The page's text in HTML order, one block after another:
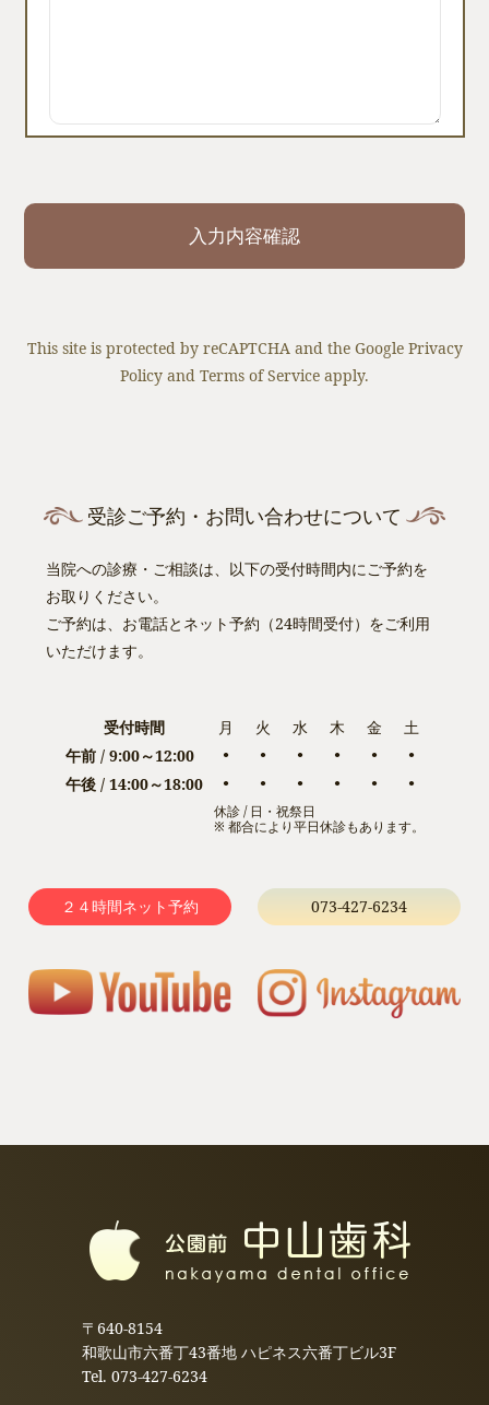
This site is protected by reCAPTCHA and the Google Privacy
Policy and Terms of Service apply.
受診ご予約・お問い合わせについて
当院への診療・ご相談は、以下の受付時間内にご予約を
お取りください。
ご予約は、お電話とネット予約（24時間受付）をご利用
いただけます。
受付時間 月 火 水 木 金
土
午前 / 9:00～12:00
● ● ● ● ● ●
午後 / 14:00～18:00 ● ● ● ● ● ●
休診 / 日・祝祭日
※ 都合により平日休診もあります。
２４時間ネット予約 073-427-6234
〒640-8154
和歌山市六番丁43番地 ハピネス六番丁ビル3F
Tel.073-427-6234